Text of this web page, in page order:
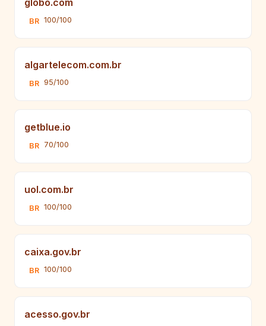
BR 100/100
algartelecom.com.br
BR 95/100
getblue.io
BR 70/100
uol.com.br
BR 100/100
caixa.gov.br
BR 100/100
acesso.gov.br